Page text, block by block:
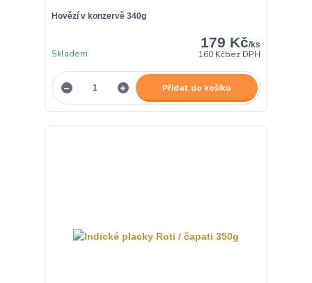
Hovězí v konzervě 340g
179 Kč/ks
160 Kčbez DPH
Skladem
Přidat do košíku